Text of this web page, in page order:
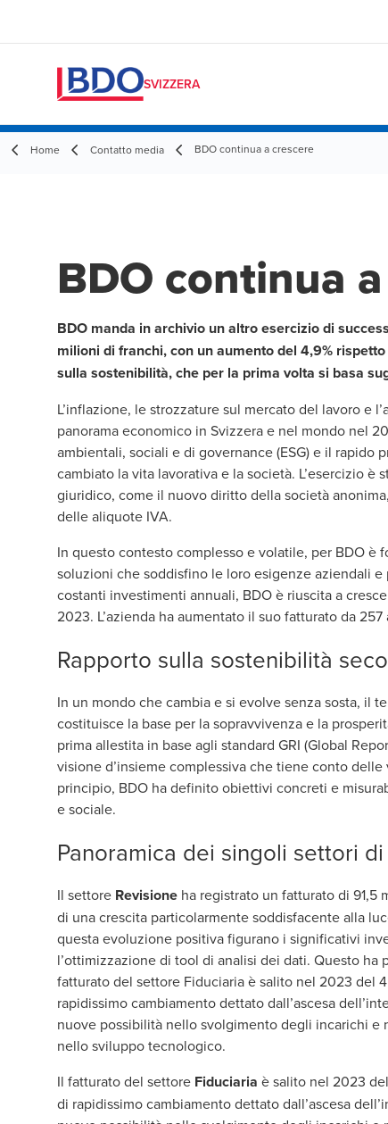
SVIZZERA
Home Contatto media BDO continua a crescere
BDO continua
BDO manda in archivio un altro esercizio di
milioni di franchi, con un aumento del 4,9%
sulla sostenibilità, che per la prima volta si basa
L’inflazione, le strozzature sul mercato del lavoro e
panorama economico in Svizzera e nel mondo nel
ambientali, sociali e di governance (ESG) e il
cambiato la vita lavorativa e la società. L’esercizio
giuridico, come il nuovo diritto della società
delle aliquote IVA.
In questo contesto complesso e volatile, per BDO
soluzioni che soddisfino le loro esigenze aziendali
costanti investimenti annuali, BDO è riuscita a
2023. L’azienda ha aumentato il suo fatturato da
Rapporto sulla sostenibilità
In un mondo che cambia e si evolve senza sosta, il
costituisce la base per la sopravvivenza e la
prima allestita in base agli standard GRI (Global
visione d’insieme complessiva che tiene conto
principio, BDO ha definito obiettivi concreti e
e sociale.
Panoramica dei singoli settori
Il settore Revisione ha registrato un fatturato di 91,5
di una crescita particolarmente soddisfacente alla
questa evoluzione positiva figurano i significativi
l’ottimizzazione di tool di analisi dei dati. Questo ha
fatturato del settore Fiduciaria è salito nel 2023 del
rapidissimo cambiamento dettato dall’ascesa
nuove possibilità nello svolgimento degli incarichi
nello sviluppo tecnologico.
Il fatturato del settore Fiduciaria è salito nel 2023
di rapidissimo cambiamento dettato dall’ascesa